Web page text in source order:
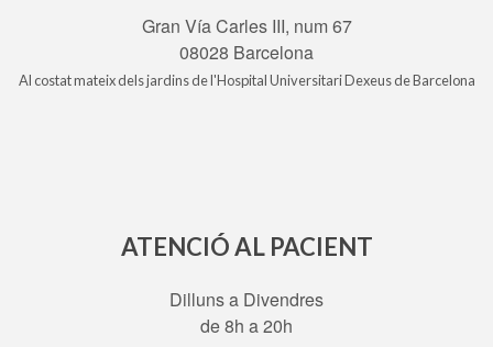
Gran Vía Carles III, num 67
08028 Barcelona
Al costat mateix dels jardins de l'Hospital Universitari Dexeus de Barcelona
ATENCIÓ AL PACIENT
Dilluns a Divendres
de 8h a 20h